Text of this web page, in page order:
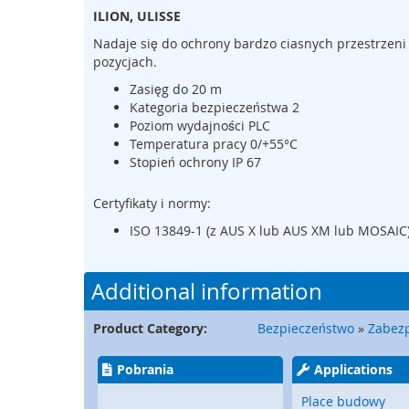
Sterowniki
bezpieczeństwa
Przekaźniki
bezpieczeństwa
Bezprzewodowe
urządzenia
ochronne
Bezprzewodowe
sterujące
Przyciski,
nożne
Wygrodzenia
i
Transmisja
początek
galerii
ILION, ULISSE
Nadaje się do ochrony bardzo ciasnych
pozycjach.
Zasięg do 20 m
Kategoria bezpieczeństwa 2
Poziom wydajności PLC
Temperatura pracy 0/+55°C
Stopień ochrony IP 67
Certyfikaty i normy:
ISO 13849-1 (z AUS X lub AUS XM lub
Additional information
Product Category: Bezpieczeństwo »
Pobrania
Applications
Place budowy